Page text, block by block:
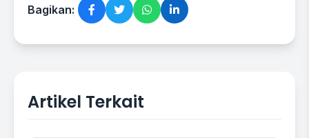
Bagikan:
Artikel Terkait